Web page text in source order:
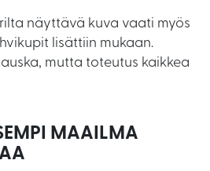
näyttävä kuva vaati myös
lisättiin mukaan.
mutta toteutus kaikkea
MAAILMA